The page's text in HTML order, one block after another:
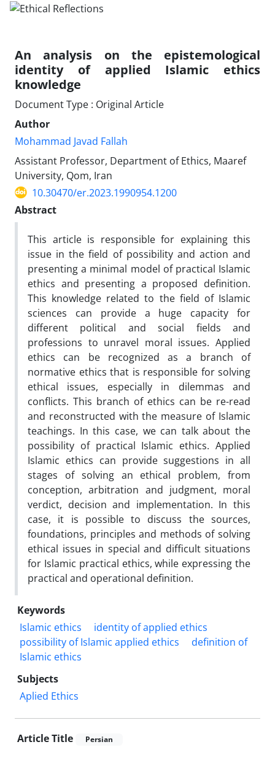
An analysis on the epistemological
identity of applied Islamic ethics
knowledge
Document Type : Original Article
Author
Mohammad Javad Fallah
Assistant Professor, Department of Ethics, Maaref
University, Qom, Iran
10.30470/er.2023.1990954.1200
Abstract
This article is responsible for explaining this
issue in the field of possibility and action and
presenting a minimal model of practical Islamic
ethics and presenting a proposed definition.
This knowledge related to the field of Islamic
sciences can provide a huge capacity for
different political and social fields and
professions to unravel moral issues. Applied
ethics can be recognized as a branch of
normative ethics that is responsible for solving
ethical issues, especially in dilemmas and
conflicts. This branch of ethics can be re-read
and reconstructed with the measure of Islamic
teachings. In this case, we can talk about the
possibility of practical Islamic ethics. Applied
Islamic ethics can provide suggestions in all
stages of solving an ethical problem, from
conception, arbitration and judgment, moral
verdict, decision and implementation. In this
case, it is possible to discuss the sources,
foundations, principles and methods of solving
ethical issues in special and difficult situations
for Islamic practical ethics, while expressing the
practical and operational definition.
Keywords
Islamic ethics
identity of applied ethics
possibility of Islamic applied ethics
definition of
Islamic ethics
Subjects
Aplied Ethics
Article Title Persian